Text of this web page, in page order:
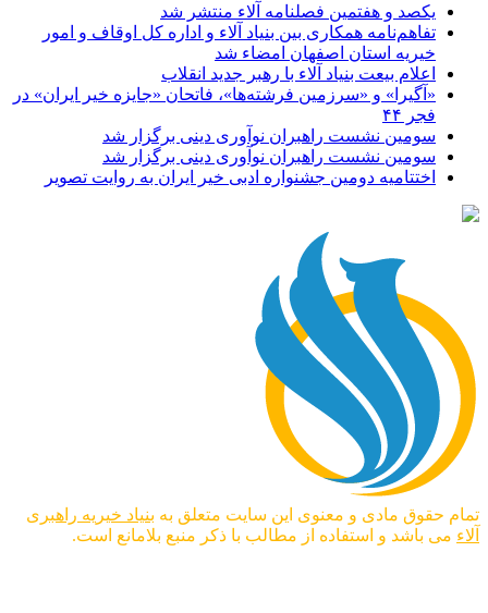
یکصد و هفتمین فصلنامه آلاء منتشر شد
تفاهم‌نامه همکاری بین بنیاد آلاء و اداره کل اوقاف و امور
خیریه استان اصفهان امضاء شد
اعلام بیعت بنیاد آلاء با رهبر جدید انقلاب
«آگیرا» و «سرزمین فرشته‌ها»، فاتحان «جایزه خیر ایران» در
فجر ۴۴
سومین نشست راهبران نوآوری دینی برگزار شد
سومین نشست راهبران نوآوری دینی برگزار شد
اختتامیه دومین جشنواره ادبی خیر ایران به روایت تصویر
تمام حقوق مادی و معنوی این سایت متعلق به بنیاد خیریه راهبری
آلاء می باشد و استفاده از مطالب با ذکر منبع بلامانع است.